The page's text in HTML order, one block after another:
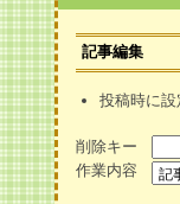
記事編集
投稿時に設
削除キー
作業内容